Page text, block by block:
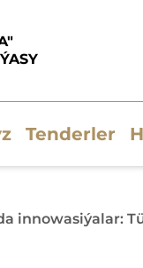
Tenderler
innowasiýalar: